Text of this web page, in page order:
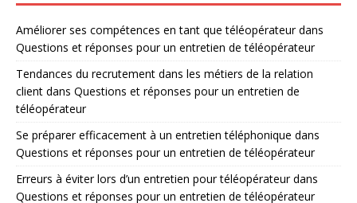
Améliorer ses compétences en tant que téléopérateurdans
Questions et réponses pour un entretien de téléopérateur
Tendances du recrutement dans les métiers de la relation
client dans Questions et réponses pour un entretien de
téléopérateur
Se préparer efficacement à un entretien téléphonique dans
Questions et réponses pour un entretien de téléopérateur
Erreurs à éviter lors d’un entretien pour téléopérateurdans
Questions et réponses pour un entretien de téléopérateur